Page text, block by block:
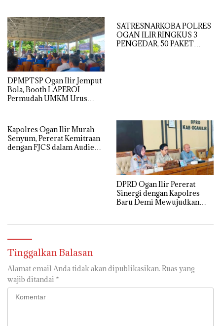
Provinsi
DPMPTSP Ogan Ilir Jemput
Bola, Booth LAPEROI
Permudah UMKM Urus
SATRESNARKOBA POLRES
OGAN ILIR RINGKUS 3
PENGEDAR, 50 PAKET
Kapolres Ogan Ilir Murah
Senyum, Pererat Kemitraan
dengan FJCS dalam Audiensi
DPRD Ogan Ilir Pererat
Sinergi dengan Kapolres
Baru Demi Mewujudkan
Tinggalkan Balasan
Alamat email Anda tidak akan dipublikasikan. Ruas yang
wajib ditandai *